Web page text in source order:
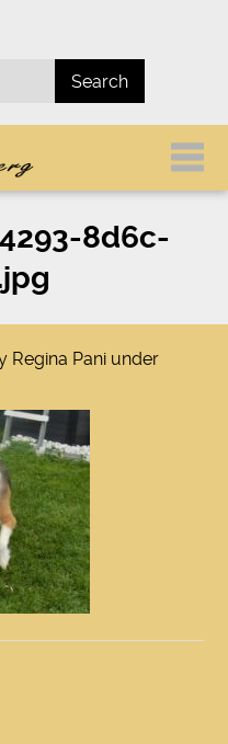
8d6c-
Regina Pani under